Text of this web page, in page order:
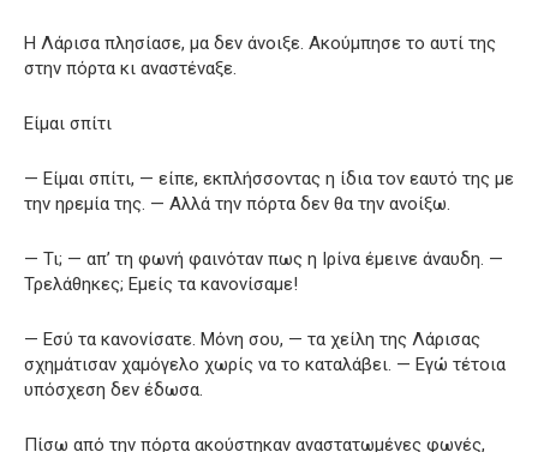
Η Λάρισα πλησίασε, μα δεν άνοιξε. Ακούμπησε το αυτί της
στην πόρτα κι αναστέναξε.
Είμαι σπίτι
— Είμαι σπίτι, — είπε, εκπλήσσοντας η ίδια τον εαυτό της με
την ηρεμία της. — Αλλά την πόρτα δεν θα την ανοίξω.
— Τι; — απ’ τη φωνή φαινόταν πως η Ιρίνα έμεινε άναυδη. —
Τρελάθηκες; Εμείς τα κανονίσαμε!
— Εσύ τα κανονίσατε. Μόνη σου, — τα χείλη της Λάρισας
σχημάτισαν χαμόγελο χωρίς να το καταλάβει. — Εγώ τέτοια
υπόσχεση δεν έδωσα.
Πίσω από την πόρτα ακούστηκαν αναστατωμένες φωνές,